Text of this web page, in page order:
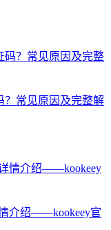
？常见原因及完整解
介绍——kookeey官